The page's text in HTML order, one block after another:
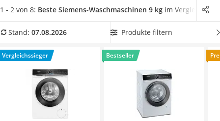
Ecovacs-Saugroboter
Messerschärfer
Service
Vergleichstabelle,die nicht lauter als 75 dB wird, wenn Sie
meistenSiemens-Waschmaschinenliegen beim Schleudern
manchem Großraumbüro zugeht, heißt es in diversen Tests
im Internet. Überzeugt hat uns hier im August 2026
besonders das Modell
Siemens WG44B2040 iQ700
seinen Eigenschaften.
1 - 2 von 8: Beste Siemens-Waschmaschinen 9 kg im Vergleich
Stand: 07.08.2026 Produkte filtern
Vergleichssieger Bestseller